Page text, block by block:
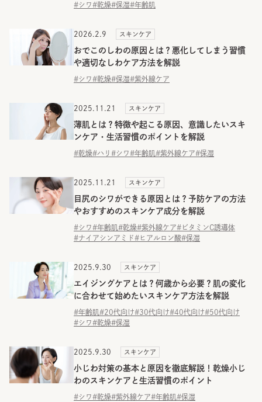
#シワ#乾燥#保湿#年齢肌
2026.2.9 スキンケア
おでこのしわの原因とは？悪化してしまう習慣
や適切なしわケア方法を解説
#シワ#乾燥#保湿#紫外線ケア
2025.11.21 スキンケア
薄肌とは？特徴や起こる原因、意識したいスキ
ンケア・生活習慣のポイントを解説
#乾燥#ハリ #シワ#年齢肌 #紫外線ケア#保湿
2025.11.21 スキンケア
目尻のシワができる原因とは？予防ケアの方法
やおすすめのスキンケア成分を解説
#シワ#年齢肌 #乾燥#紫外線ケア#ビタミンC誘導体
#ナイアシンアミド#ヒアルロン酸#保湿
2025.9.30 スキンケア
エイジングケアとは？何歳から必要？肌の変化
に合わせて始めたいスキンケア方法を解説
#年齢肌 #20代向け#30代向け#40代向け#50代向け
#シワ#乾燥#保湿
2025.9.30 スキンケア
小じわ対策の基本と原因を徹底解説！乾燥小じ
わのスキンケアと生活習慣のポイント
#シワ#乾燥#紫外線ケア#年齢肌 #保湿